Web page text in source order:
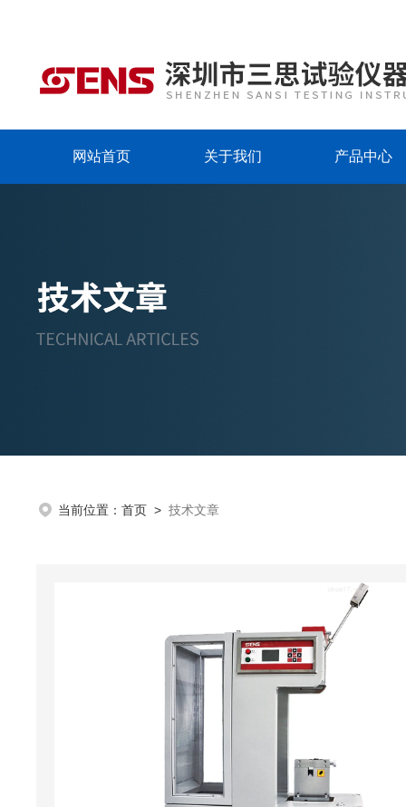
网站首页 关于我们 产品中心
当前位置： 首页 > 技术文章